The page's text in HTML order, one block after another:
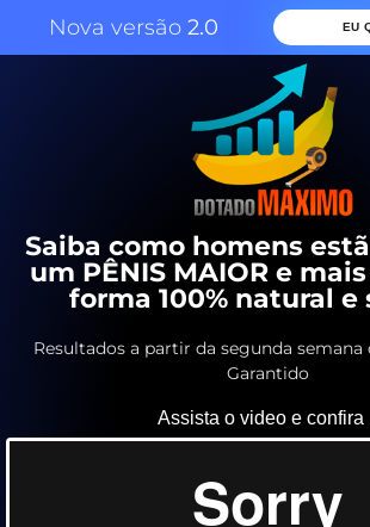
Nova versão 2.0 EU
Saiba como homens
um PÊNIS MAIOR e
forma 100% natural e
Resultados a partir da segunda semana
Garantido
Assista o video e confira